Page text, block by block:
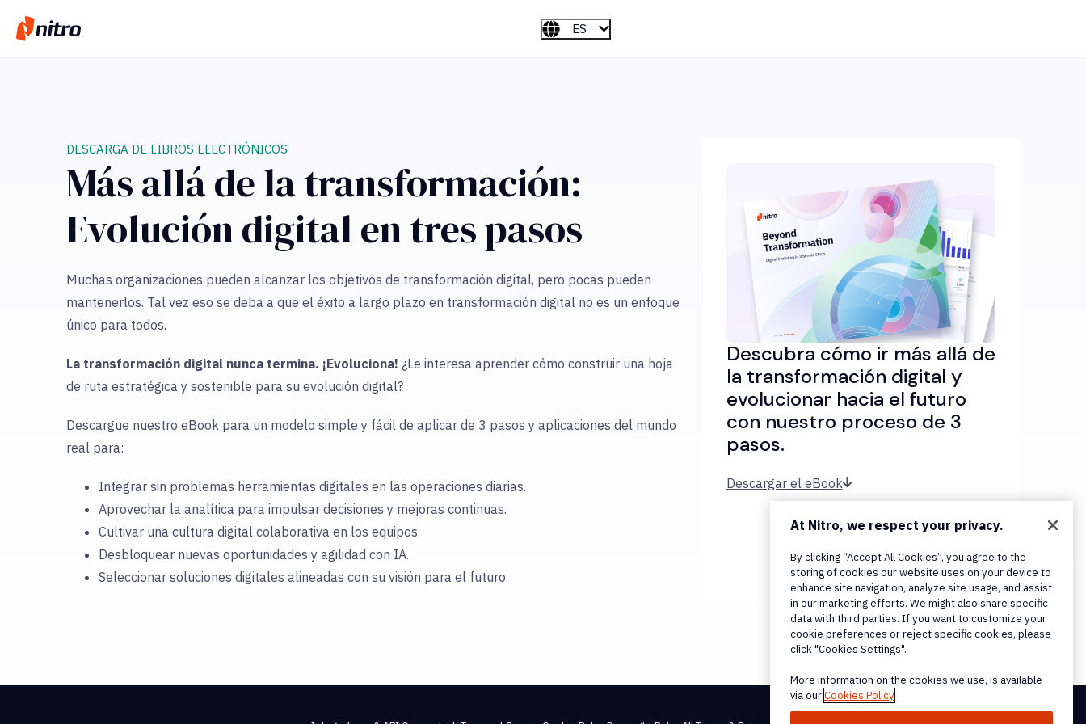
ES
DESCARGA DE LIBROS ELECTRÓNICOS
Más allá de la transformación:
Evolución digital en tres pasos
Muchas organizaciones pueden alcanzar los objetivos de transformación digital, pero pocas pueden
mantenerlos. Tal vez eso se deba a que el éxito a largo plazo en transformación digital no es un enfoque
único para todos.
La transformación digital nunca termina. ¡Evoluciona! ¿Le interesa aprender cómo construir una hoja
de ruta estratégica y sostenible para su evolución digital?
Descargue nuestro eBook para un modelo simple y fácil de aplicar de 3 pasos y aplicaciones del mundo
real para:
Integrar sin problemas herramientas digitales en las operaciones diarias.
Aprovechar la analítica para impulsar decisiones y mejoras continuas.
Cultivar una cultura digital colaborativa en los equipos.
Desbloquear nuevas oportunidades y agilidad con IA.
Seleccionar soluciones digitales alineadas con su visión para el futuro.
Descubra cómo ir más allá de
la transformación digital y
evolucionar hacia el futuro
con nuestro proceso de 3
pasos.
Descargar el eBook
At Nitro, we respect your privacy.
By clicking “Accept All Cookies”, you agree to the
storing of cookies our website uses on your device to
enhance site navigation, analyze site usage, and assist
in our marketing efforts. We might also share specific
data with third parties. If you want to customize your
cookie preferences or reject specific cookies, please
click "Cookies Settings".
More information on the cookies we use, is available
via ourCookies Policy